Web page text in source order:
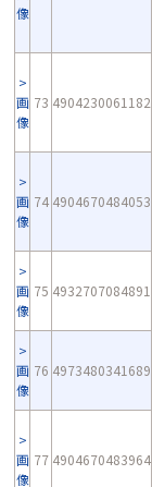
像
画
像
73 4904230061182
画
像
74 4904670484053
画
像
75 4932707084891
画
像
76 4973480341689
画
像
77 4904670483964